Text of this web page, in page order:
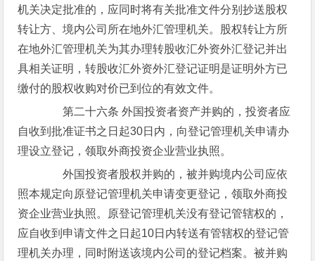
机关决定批准的，应同时将有关批准文件分别抄送股权
转让方、境内公司所在地外汇管理机关。股权转让方所
在地外汇管理机关为其办理转股收汇外资外汇登记并出
具相关证明，转股收汇外资外汇登记证明是证明外方已
缴付的股权收购对价已到位的有效文件。
第二十六条 外国投资者资产并购的，投资者应
自收到批准证书之日起30日内，向登记管理机关申请办
理设立登记，领取外商投资企业营业执照。
外国投资者股权并购的，被并购境内公司应依
照本规定向原登记管理机关申请变更登记，领取外商投
资企业营业执照。原登记管理机关没有登记管辖权的，
应自收到申请文件之日起10日内转送有管辖权的登记管
理机关办理，同时附送该境内公司的登记档案。被并购